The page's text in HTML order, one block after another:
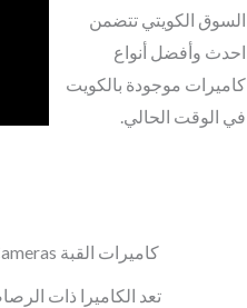
السوق الكويتي تتضمن
احدث وأفضل أنواع
كاميرات موجودة بالكويت
في الوقت الحالي.
كاميرات القبة Dome Cameras
تعد الكاميرا ذات